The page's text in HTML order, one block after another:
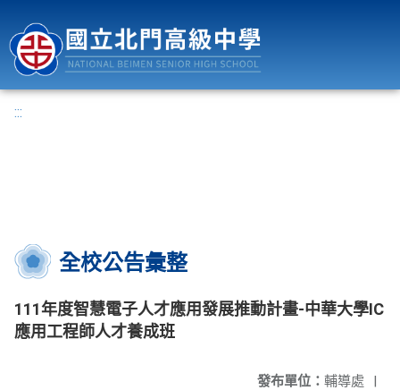
:::
全校公告彙整
111年度智慧電子人才應用發展推動計畫-中華大學IC
應用工程師人才養成班
發布單位： 輔導處 |